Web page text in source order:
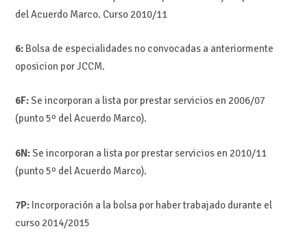
del Acuerdo Marco. Curso 2010/11
6:Bolsa de especialidades no convocadas a anteriormente
oposicion por JCCM.
6F:Se incorporan a lista por prestar servicios en 2006/07
(punto 5º del Acuerdo Marco).
6N:Se incorporan a lista por prestar servicios en 2010/11
(punto 5º del Acuerdo Marco).
7P:Incorporación a la bolsa por haber trabajado durante el
curso 2014/2015